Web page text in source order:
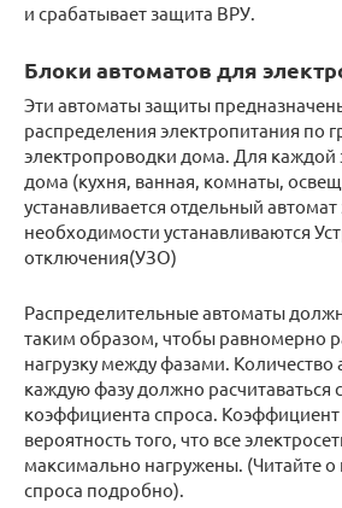
и срабатывает защита ВРУ.
Блоки автоматов для
Эти автоматы защиты
распределения электропитания по
электропроводки дома. Для каждой
дома (кухня, ванная, комнаты,
устанавливается отдельный
необходимости устанавливаются
отключения(УЗО)
Распределительные автоматы
таким образом, чтобы равномерно
нагрузку между фазами. Количество
каждую фазу должно расчитаваться
коэффициента спроса.
вероятность того, что все
максимально нагружены. (Читайте
спроса подробно).